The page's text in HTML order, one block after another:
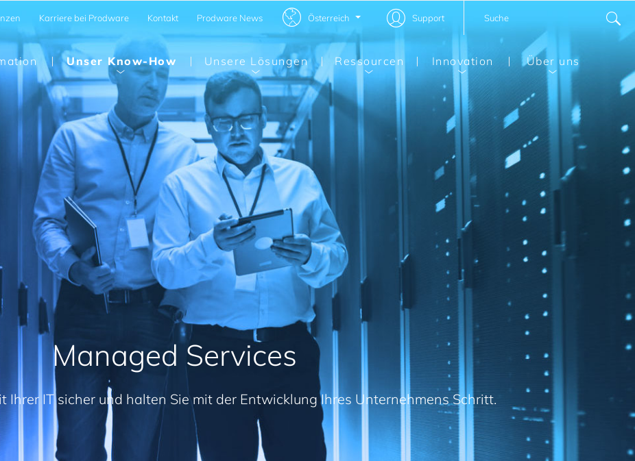
Karriere bei Prodware Kontakt Prodware News Österreich Support
Unser Know-How Unsere Lösungen Ressourcen Innovation Über uns
Managed Services
Ihrer IT sicher und halten Sie mit der Entwicklung Ihres Unternehmens Schritt.